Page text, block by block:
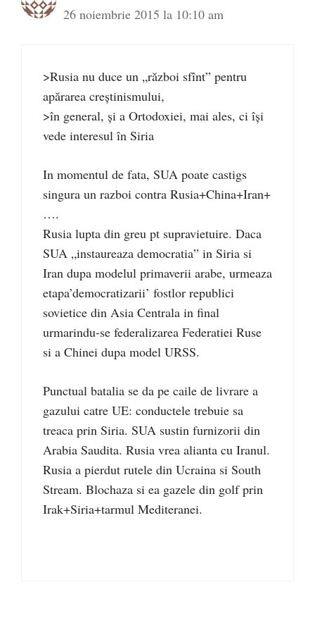
26 noiembrie 2015 la 10:10 am
>Rusia nu duce un „război sfînt” pentru
apărarea creştinismului,
>în general, şi a Ortodoxiei, mai ales, ci îşi
vede interesul în Siria
In momentul de fata, SUA poate castigs
singura un razboi contra Rusia+China+Iran+
….
Rusia lupta din greu pt supravietuire. Daca
SUA „instaureaza democratia” in Siria si
Iran dupa modelul primaverii arabe, urmeaza
etapa’democratizarii’ fostlor republici
sovietice din Asia Centrala in final
urmarindu-se federalizarea Federatiei Ruse
si a Chinei dupa model URSS.
Punctual batalia se da pe caile de livrare a
gazului catre UE: conductele trebuie sa
treaca prin Siria. SUA sustin furnizorii din
Arabia Saudita. Rusia vrea alianta cu Iranul.
Rusia a pierdut rutele din Ucraina si South
Stream. Blochaza si ea gazele din golf prin
Irak+Siria+tarmul Mediteranei.